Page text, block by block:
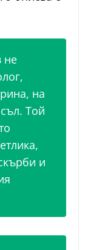
не
на
Той
и